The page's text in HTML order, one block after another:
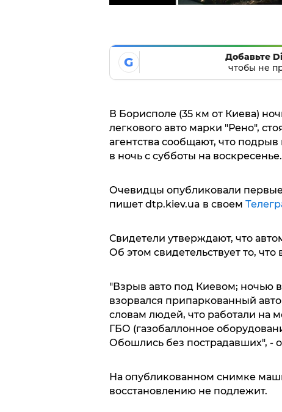
G
Добавьте
чтобы не
В Борисполе (35 км от Киева)
легкового авто марки "Рено",
агентства сообщают, что
в ночь с субботы на воскресенье.
Очевидцы опубликовали
пишет dtp.kiev.ua в своем
Свидетели утверждают, что
Об этом свидетельствует то,
"Взрыв авто под Киевом; ночью
взорвался припаркованный
словам людей, что работали на
ГБО (газобаллонное
Обошлись без пострадавших", -
На опубликованном снимке
восстановлению не подлежит.